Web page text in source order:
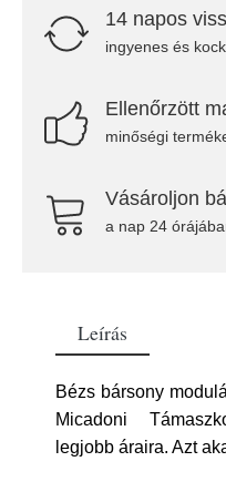
14 napos
ingyenes és
Ellenőrzött
minőségi
Vásároljon
a nap 24
Leírás
Bézs bársony
Micadoni
legjobb áraira. Azt